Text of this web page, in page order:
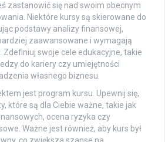
zastanowić się nad swoim obecnym
Niektóre kursy są skierowane do
podstawy analizy finansowej,
zaawansowane i wymagają
swoje cele edukacyjne, takie
do kariery czy umiejętności
własnego biznesu.
jest program kursu. Upewnij się,
które są dla Ciebie ważne, takie jak
ocena ryzyka czy
Ważne jest również, aby kurs był